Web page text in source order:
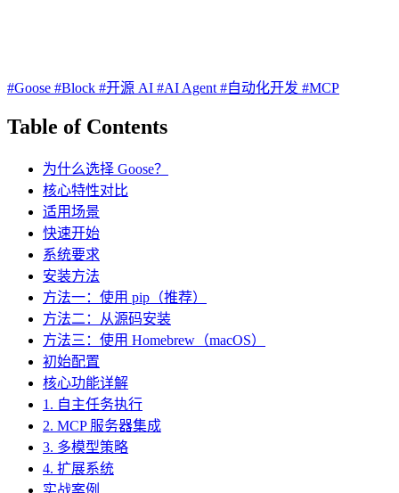
#Goose #Block #开源 AI #AI Agent #自动化开发 #MCP
Table of Contents
为什么选择 Goose？
核心特性对比
适用场景
快速开始
系统要求
安装方法
方法一：使用 pip（推荐）
方法二：从源码安装
方法三：使用 Homebrew（macOS）
初始配置
核心功能详解
1. 自主任务执行
2. MCP 服务器集成
3. 多模型策略
4. 扩展系统
实战案例